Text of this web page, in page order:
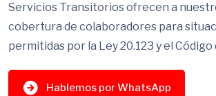
Servicios Transitorios ofrecen a
cobertura de colaboradores para
permitidas por la Ley 20.123 y el Código
Hablemos por WhatsApp